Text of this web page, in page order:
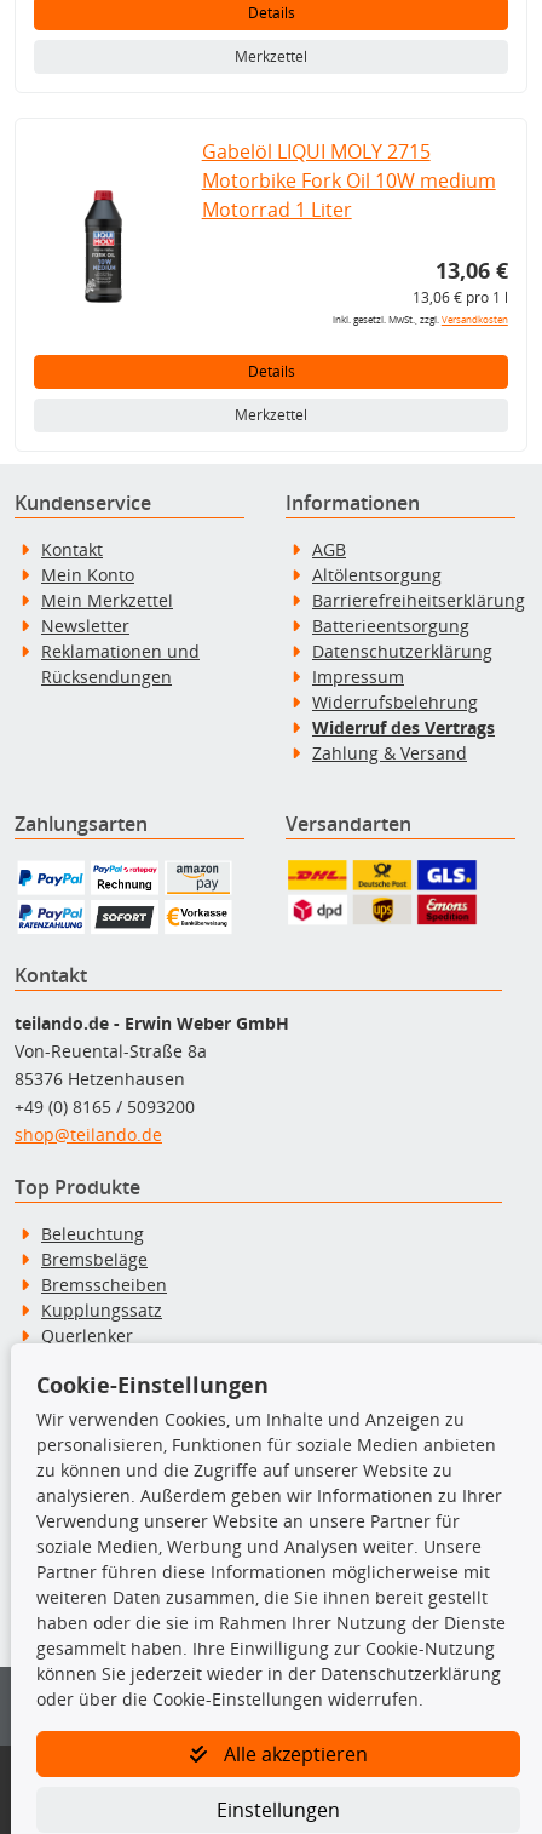
Details
Merkzettel
Gabelöl LIQUI MOLY 2715
Motorbike Fork Oil 10W medium
Motorrad 1 Liter
13,06 €
13,06 € pro 1 l
inkl. gesetzl. MwSt., zzgl.Versandkosten
Details
Merkzettel
Kundenservice
Kontakt
Mein Konto
Mein Merkzettel
Newsletter
Reklamationen und
Rücksendungen
Informationen
AGB
Altölentsorgung
Barrierefreiheitserklärung
Batterieentsorgung
Datenschutzerklärung
Impressum
Widerrufsbelehrung
Widerruf des Vertrags
Zahlung & Versand
Zahlungsarten Versandarten
Kontakt
teilando.de - Erwin Weber GmbH
Von-Reuental-Straße 8a
85376 Hetzenhausen
+49 (0) 8165 / 5093200
shop@teilando.de
Top Produkte
Beleuchtung
Bremsbeläge
Bremsscheiben
Kupplungssatz
Querlenker
Stoßdämpfer
TecDoc Inside
Die hier angezeigten Daten insbesondere die gesamte Datenbank dürfen
nicht kopiert werden.
Es ist zu unterlassen, die Daten oder die gesamte Datenbank ohne
vorherige Zustimmung von TecDoc zu vervielfältigen, zu verbreiten
und/oder diese Handlungen durch Dritte ausführen zu lassen. Ein
Bitte prüfen Sie, ob das über unseren Onlineshop identifizierte Ersatzteil
Gegebenenfalls sind ergänzende Informationen notwendig, um
Cookie-Einstellungen
Wir verwenden Cookies, um Inhalte und Anzeigen zu
personalisieren, Funktionen für soziale Medien anbieten
zu können und die Zugriffe auf unserer Website zu
analysieren. Außerdem geben wir Informationen zu Ihrer
Verwendung unserer Website an unsere Partner für
soziale Medien, Werbung und Analysen weiter. Unsere
Partner führen diese Informationen möglicherweise mit
weiteren Daten zusammen, die Sie ihnen bereit gestellt
haben oder die sie im Rahmen Ihrer Nutzung der Dienste
gesammelt haben. Ihre Einwilligung zur Cookie-Nutzung
können Sie jederzeit wieder in der Datenschutzerklärung
oder über die Cookie-Einstellungen widerrufen.
Alle akzeptieren
Einstellungen